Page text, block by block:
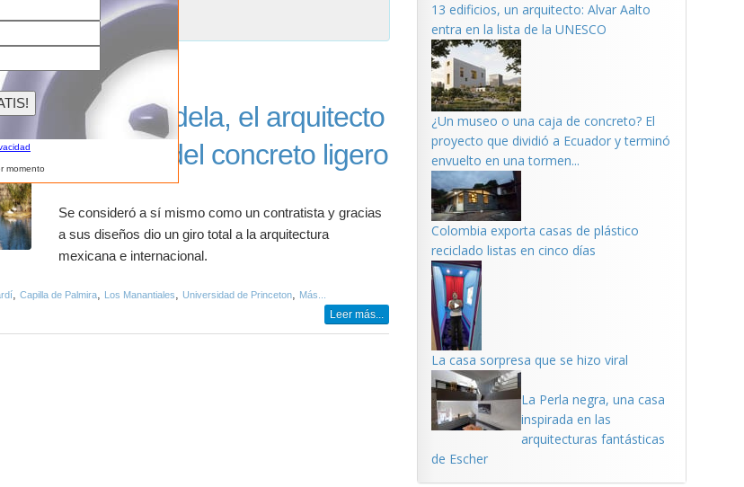
Resultados de la búsqueda .
Felix Candela, el arquitecto
que hizo del concreto ligero
Se consideró a sí mismo como un contratista y gracias
a sus diseños dio un giro total a la arquitectura
mexicana e internacional.
, Capilla de Palmira, Los Manantiales, Universidad de Princeton, Más...
Leer más...
13 edificios, un arquitecto: Alvar Aalto
entra en la lista de la UNESCO
¿Un museo o una caja de concreto? El
proyecto que dividió a Ecuador y terminó
envuelto en una tormen...
Colombia exporta casas de plástico
reciclado listas en cinco días
La casa sorpresa que se hizo viral
La Perla negra, una casa
inspirada en las
arquitecturas fantásticas
de Escher
momento